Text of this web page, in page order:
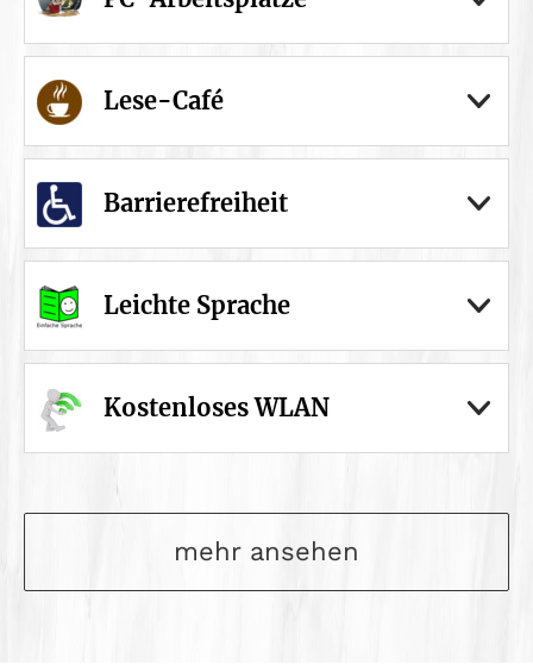
Lese-Café
Barrierefreiheit
Leichte Sprache
Kostenloses WLAN
mehr ansehen